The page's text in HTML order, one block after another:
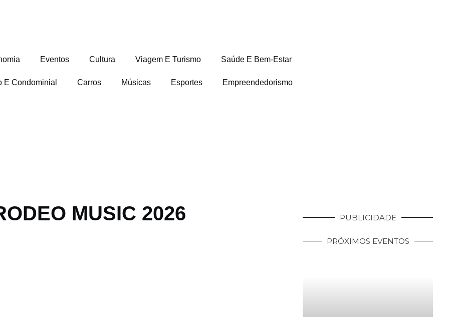
Eventos Cultura Viagem E Turismo Saúde E Bem-Estar
E Condominial Carros Músicas Esportes Empreendedorismo
MUSIC 2026 PUBLICIDADE
PRÓXIMOS EVENTOS